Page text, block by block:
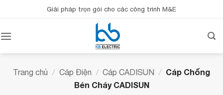
qua
dung
Giải pháp trọn gói cho các công trình M&E
Trang chủ / Cáp Điện / Cáp CADISUN / Cáp Chống
Bén Cháy CADISUN